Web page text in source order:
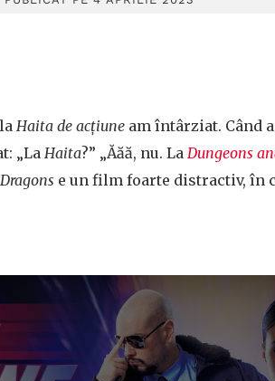
Haita de acțiune am întârziat. Când
„La Haita?” „Ăăă, nu. La Dungeons
e un film foarte distractiv, în